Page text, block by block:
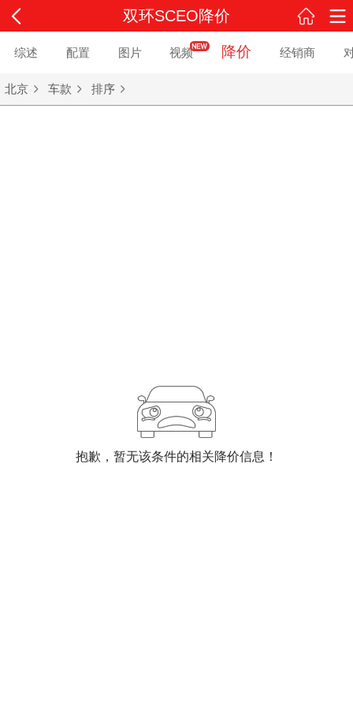
双环SCEO降价
综述 配置 图片 视频 降价 经销商
北京 车款 排序
抱歉，暂无该条件的相关降价信息！